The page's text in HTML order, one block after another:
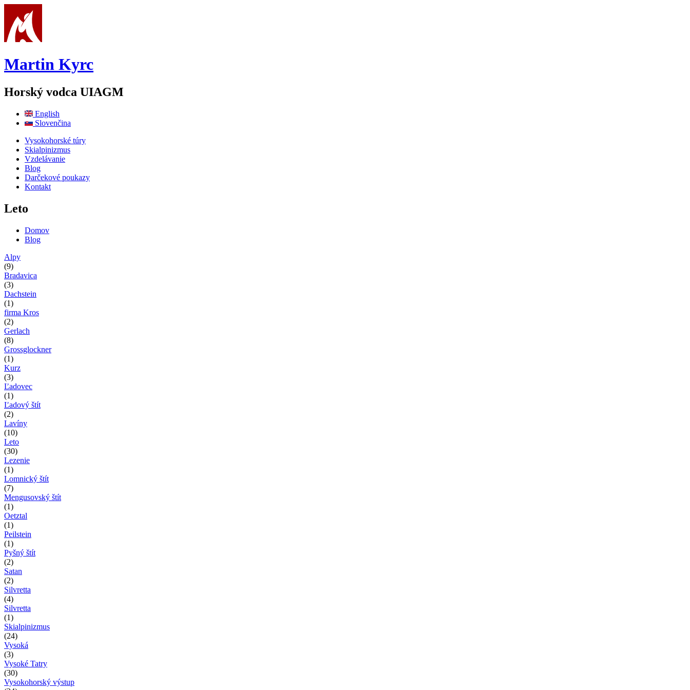
Skočiť na hlavný obsah
Martin Kyrc
Horský vodca UIAGM
English
Slovenčina
Vysokohorské túry
Skialpinizmus
Vzdelávanie
Blog
Darčekové poukazy
Kontakt
Leto
Nachádzate sa tu
Domov
Blog
Alpy
(9)
Bradavica
(3)
Dachstein
(1)
firma Kros
(2)
Gerlach
(8)
Grossglockner
(1)
Kurz
(3)
Ľadovec
(1)
Ľadový štít
(2)
Lavíny
(10)
Leto
(30)
Lezenie
(1)
Lomnický štít
(7)
Mengusovský štít
(1)
Oetztal
(1)
Peilstein
(1)
Pyšný štít
(2)
Satan
(2)
Silvretta
(4)
Silvretta
(1)
Skialpinizmus
(24)
Vysoká
(3)
Vysoké Tatry
(30)
Vysokohorský výstup